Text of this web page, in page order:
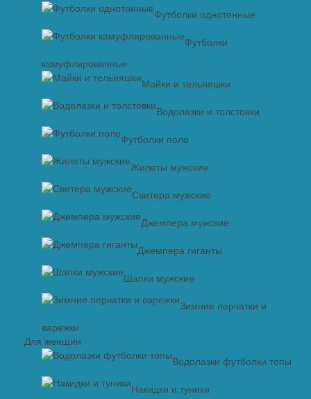
Футболки однотонные
Футболки
камуфлированные
Майки и тельняшки
Водолазки и толстовки
Футболки поло
Жилеты мужские
Свитера мужские
Джемпера мужские
Джемпера гиганты
Шапки мужские
Зимние перчатки и
варежки
Для женщин
Водолазки футболки топы
Накидки и туники